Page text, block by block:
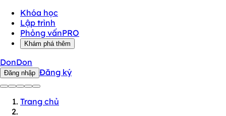
Khóa học
Lập trình
Phỏng vấnPRO
Khám phá thêm
DonDon
Đăng nhập Đăng ký
Trang chủ